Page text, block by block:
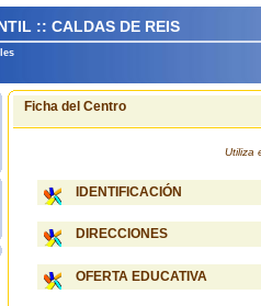
:: CALDAS DE REIS
Ficha del Centro
Utiliza
IDENTIFICACIÓN
DIRECCIONES
OFERTA EDUCATIVA